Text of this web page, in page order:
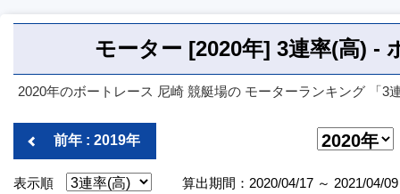
モーター [2020年] 3連率(高) -
2020年のボートレース 尼崎 競艇場の モーターランキング 「3
前年 : 2019年
表示順 算出期間：2020/04/17 ～ 2021/04/09